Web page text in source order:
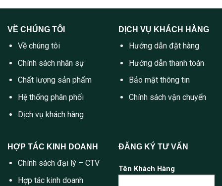
VỀ CHÚNG TÔI
Về chúng tôi
Chính sách nhân sự
Chất lượng sản phẩm
Hệ thống phân phối
Dịch vụ khách hàng
DỊCH VỤ KHÁCH HÀNG
Hướng dẫn đặt hàng
Hướng dẫn thanh toán
Bảo mật thông tin
Chính sách vận chuyển
HỢP TÁC KINH DOANH
Chính sách đại lý – CTV
Hợp tác kinh doanh
ĐĂNG KÝ TƯ VẤN
Tên Khách Hàng